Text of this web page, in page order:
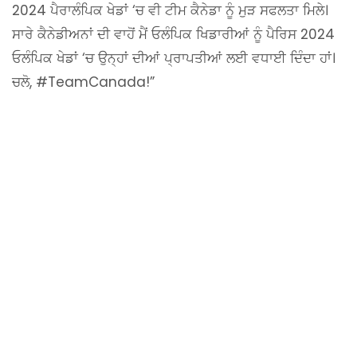
2024 ਪੈਰਾਲੰਪਿਕ ਖੇਡਾਂ ‘ਚ ਵੀ ਟੀਮ ਕੈਨੇਡਾ ਨੂੰ ਮੁੜ ਸਫਲਤਾ ਮਿਲੇ।
ਸਾਰੇ ਕੈਨੇਡੀਅਨਾਂ ਦੀ ਵਾਹੋਂ ਮੈਂ ਓਲੰਪਿਕ ਖਿਡਾਰੀਆਂ ਨੂੰ ਪੈਰਿਸ 2024
ਓਲੰਪਿਕ ਖੇਡਾਂ ‘ਚ ਉਨ੍ਹਾਂ ਦੀਆਂ ਪ੍ਰਾਪਤੀਆਂ ਲਈ ਵਧਾਈ ਦਿੰਦਾ ਹਾਂ।
ਚਲੋ, #TeamCanada!”